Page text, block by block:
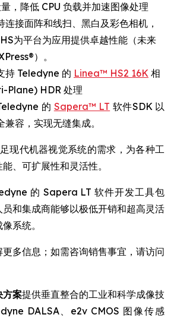
，降低 CPU 负载并加速图像处理
接面阵和线扫、黑白及彩色相机，
为平台为应用提供卓越性能（未来
）。
持 Teledyne 的 Linea™ HS2 16K 相
Plane) HDR 处理
的 Sapera™ LT 软件SDK 以
容，实现无缝集成。
现代机器视觉系统的需求，为各种工
、可扩展性和灵活性。
的 Sapera LT 软件开发工具包
和集成商能够以极低开销和超高灵活
系统。
更多信息；如需咨询销售事宜，请访问
案提供垂直整合的工业和科学成像技
DALSA、e2v CMOS 图像传感